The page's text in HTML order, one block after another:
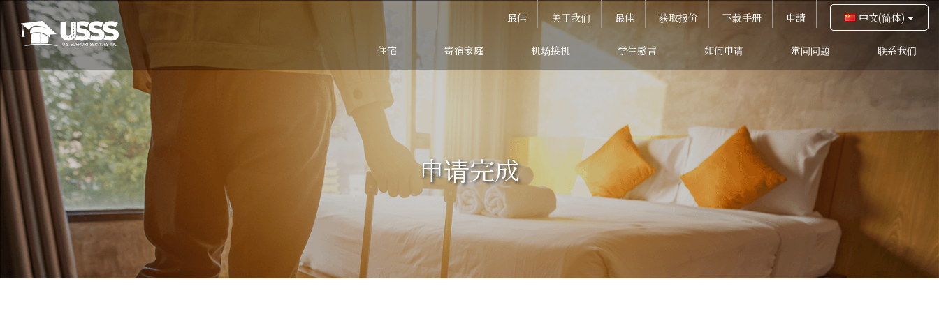
最佳 关于我们 最佳 获取报价 下载手册 申請 中文(简体)
住宅 寄宿家庭 机场接机 学生感言 如何申请 常问问题 联系我们
申请完成